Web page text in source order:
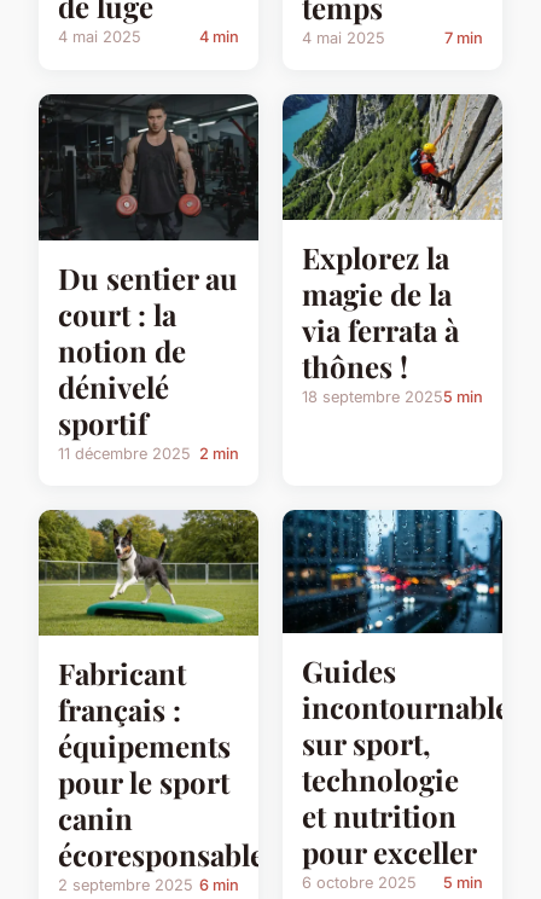
4 mai 2025 4 min 4 mai 2025 7 min
Du sentier au
court : la
notion de
dénivelé
sportif
11 décembre 2025 2 min
Explorez la
magie de la
via ferrata à
thônes !
18 septembre 20255 min
Fabricant
français :
équipements
pour le sport
canin
écoresponsable
2 septembre 2025 6 min
Guides
incontournables
sur sport,
technologie
et nutrition
pour exceller
6 octobre 2025 5 min